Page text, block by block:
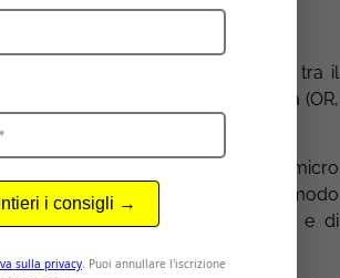
efficace
cioè il rapporto tra il
essere lette. Il tasso di apertura (OR,
un riassunto di poche parole, un micro
può anche essere utilizzato in modo
un maggior numero di aperture e di